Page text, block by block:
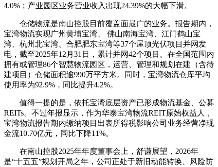
4.0%；产业园区业务营业收入出现24.39%的大幅下滑。
仓储物流是南山控股目前覆盖面最广的业务。报告期内，
宝湾物流实现广州黄埔宝湾、 佛山南海宝湾、江门鹤山宝
湾、杭州北宝湾、合肥肥东宝湾等37个屋顶光伏项目并网发
电，截至2025年12月31日，累计并网42个项目。在全国范围内
拥有或管理86个智慧物流园区，运营、管理和规划在建（含待
建项目）仓储面积逾990万平方米。同时，宝湾物流仓库平均
使用率为92.9%，同比提升4.2%。
值得一提的是，依托宝湾底层资产已形成物流基金、公募
REITs。不过年报显示，作为华泰宝湾物流REIT原始权益人，
宝湾物流报告期内缴纳项目出表所得税影响公司业务经营净现
金流10.70亿元，同比下降11%。
在南山控股2025年年度董事会上，舒谦展望，2026年
是“十五五”规划开局之年，公司正处于新旧动能转换、风险防